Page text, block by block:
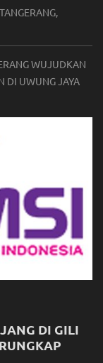
WUJUDKAN
DI UWUNG JAYA
DI GILI